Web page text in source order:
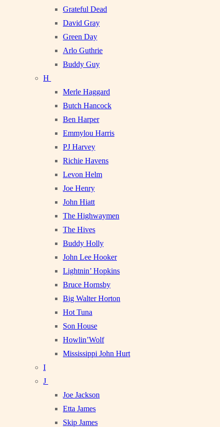
Grateful Dead
David Gray
Green Day
Arlo Guthrie
Buddy Guy
H
Merle Haggard
Butch Hancock
Ben Harper
Emmylou Harris
PJ Harvey
Richie Havens
Levon Helm
Joe Henry
John Hiatt
The Highwaymen
The Hives
Buddy Holly
John Lee Hooker
Lightnin’ Hopkins
Bruce Hornsby
Big Walter Horton
Hot Tuna
Son House
Howlin’Wolf
Mississippi John Hurt
I
J
Joe Jackson
Etta James
Skip James